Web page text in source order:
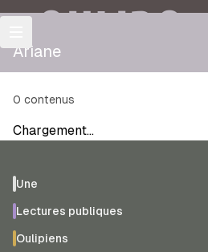
OULIPO
Ariane
0 contenus
Chargement…
Une
Lectures publiques
Oulipiens